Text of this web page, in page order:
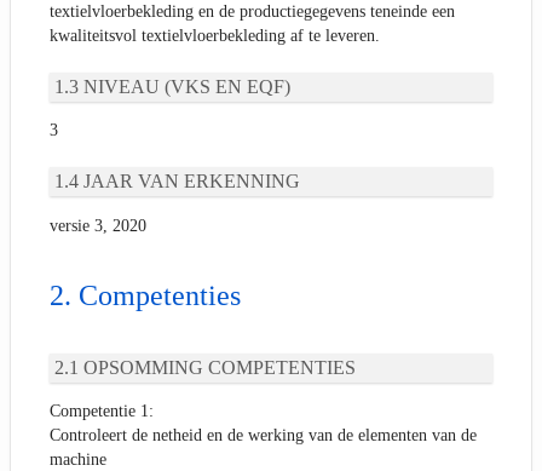
textielvloerbekleding en de productiegegevens teneinde een
kwaliteitsvol textielvloerbekleding af te leveren.
NIVEAU (VKS EN EQF)
3
JAAR VAN ERKENNING
versie 3, 2020
Competenties
OPSOMMING COMPETENTIES
Competentie 1:
Controleert de netheid en de werking van de elementen van de
machine